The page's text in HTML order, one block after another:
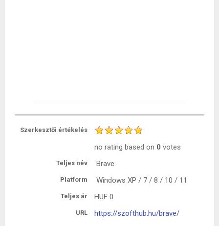
Szerkesztői értékelés
no rating based on 0 votes
Teljes név Brave
Platform Windows XP / 7 / 8 / 10 / 11
Teljes ár HUF 0
URL https://szofthub.hu/brave/